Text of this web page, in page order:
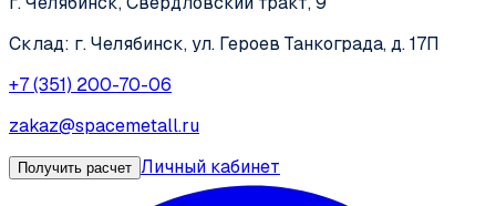
Склад: г. Челябинск, ул. Героев Танкограда, д. 17П
+7 (351) 200-70-06
zakaz@spacemetall.ru
Получить расчет Личный кабинет